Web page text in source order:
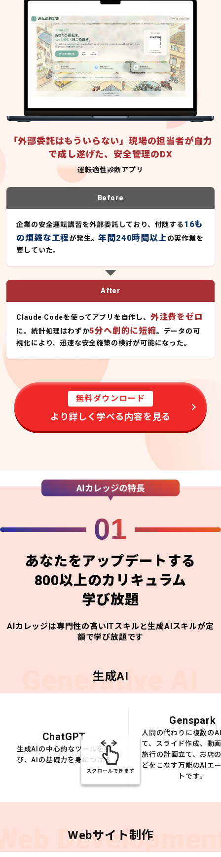
「外部委託はもういらない」現場の担当者が自力
で成し遂げた、安全管理のDX
運転適性診断アプリ
Before
企業の安全運転講習を外部委託しており、付随する16も
の煩雑な工程が発生。年間240時間以上の実作業を
要していた。
After
Claude Codeを使ってアプリを自作し、 外注費をゼロ
に。統計処理はわずか5分へ劇的に短縮。データの可
視化により、迅速な安全施策の検討が可能になった。
無料ダウンロード
より詳しく学べる内容を見る
01
あなたをアップデートする
800以上のカリキュラム
学び放題
AIカレッジは専門性の高いITスキルと生成AIスキルが定
額で学び放題です
Generative AI
生成AI
ChatGPT
生成AIの中心的なツールを学
び、AIの基礎力を身につける
Genspark
人間の代わりに複数の
て、スライド作成、動
旅行の計画立て、お店
どをこなす万能のAIエ
トです。
スクロールできます
Webサイト制作